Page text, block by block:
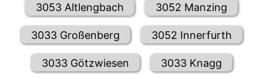
3053 Altlengbach 3052 Manzing
3033 Großenberg 3052 Innerfurth
3033 Götzwiesen 3033 Knagg